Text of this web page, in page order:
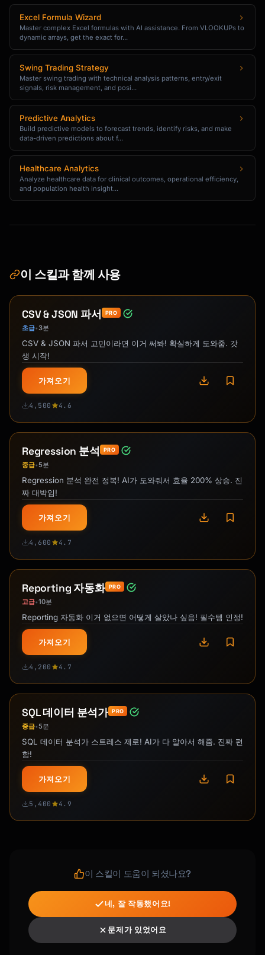
Excel Formula Wizard
Master complex Excel formulas with AI assistance. From VLOOKUPs to
dynamic arrays, get the exact for...
Swing Trading Strategy
Master swing trading with technical analysis patterns, entry/exit
signals, risk management, and posi...
Predictive Analytics
Build predictive models to forecast trends, identify risks, and make
data-driven predictions about f...
Healthcare Analytics
Analyze healthcare data for clinical outcomes, operational efficiency,
and population health insight...
이 스킬과 함께 사용
CSV & JSON 파서 PRO
초급•3분
CSV & JSON 파서 고민이라면 이거 써봐! 확실하게 도와줌. 갓
생 시작!
가져오기
4,500 4.6
Regression 분석 PRO
중급•5분
Regression 분석 완전 정복! AI가 도와줘서 효율 200% 상승. 진
짜 대박임!
가져오기
4,600 4.7
Reporting 자동화 PRO
고급•10분
Reporting 자동화 이거 없으면 어떻게 살았나 싶음! 필수템 인정!
가져오기
4,200 4.7
SQL 데이터 분석가 PRO
중급•5분
SQL 데이터 분석가 스트레스 제로! AI가 다 알아서 해줌. 진짜 편
함!
가져오기
5,400 4.9
이 스킬이 도움이 되셨나요?
네, 잘 작동했어요!
문제가 있었어요